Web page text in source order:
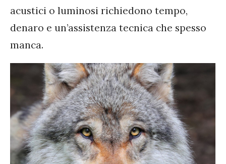
acustici o luminosi richiedono tempo,
denaro e un’assistenza tecnica che spesso
manca.